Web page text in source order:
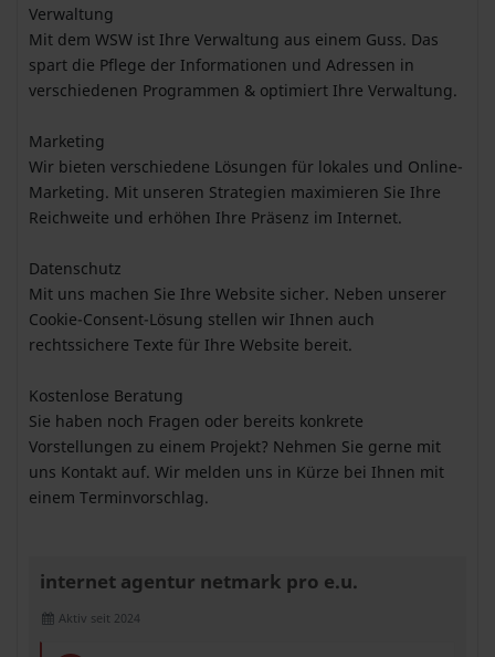
Verwaltung
Mit dem WSW ist Ihre Verwaltung aus einem Guss. Das
spart die Pflege der Informationen und Adressen in
verschiedenen Programmen & optimiert Ihre Verwaltung.
Marketing
Wir bieten verschiedene Lösungen für lokales und Online-
Marketing. Mit unseren Strategien maximieren Sie Ihre
Reichweite und erhöhen Ihre Präsenz im Internet.
Datenschutz
Mit uns machen Sie Ihre Website sicher. Neben unserer
Cookie-Consent-Lösung stellen wir Ihnen auch
rechtssichere Texte für Ihre Website bereit.
Kostenlose Beratung
Sie haben noch Fragen oder bereits konkrete
Vorstellungen zu einem Projekt? Nehmen Sie gerne mit
uns Kontakt auf. Wir melden uns in Kürze bei Ihnen mit
einem Terminvorschlag.
internet agentur netmark pro e.u.
Aktiv seit 2024